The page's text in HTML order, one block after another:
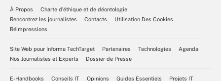
À Propos
Charte d’éthique et de déontologie
Rencontrez les journalistes
Contacts
Utilisation Des Cookies
Réimpressions
Site Web pour Informa TechTarget Partenaires Technologies
Agenda
Nos Journalistes et Experts
Dossier de Presse
E-Handbooks Conseils IT Opinions Guides Essentiels Projets IT